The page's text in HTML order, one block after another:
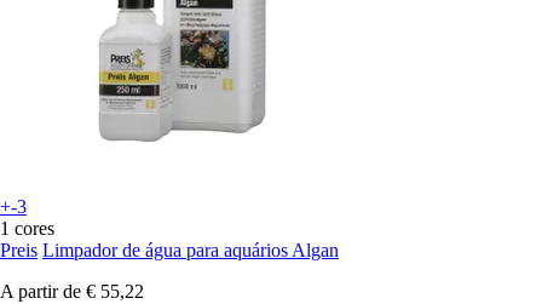
+-3
1 cores
Preis Limpador de água para aquários Algan
A partir de € 55,22